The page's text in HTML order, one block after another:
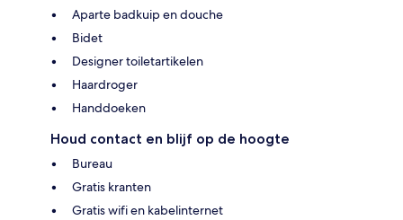
Aparte badkuip en douche
Bidet
Designer toiletartikelen
Haardroger
Handdoeken
Houd contact en blijf op de hoogte
Bureau
Gratis kranten
Gratis wifi en kabelinternet